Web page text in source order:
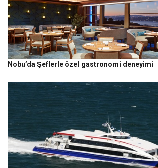
Nobu’da Şeflerle özel gastronomi deneyimi